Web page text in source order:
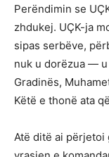
Perëndimin se
zhdukej. UÇK-ja
sipas serbëve,
nuk u dorëzua —
Gradinës,
Këtë e thonë ata
Atë ditë ai përjetoi